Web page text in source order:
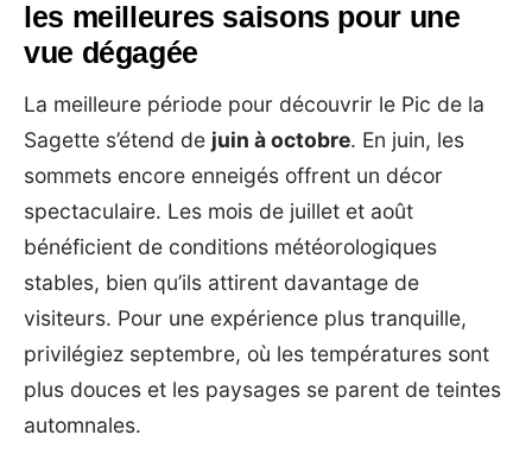
les meilleures saisons pour une
vue dégagée
La meilleure période pour découvrir le Pic de la
Sagette s’étend de juin à octobre. En juin, les
sommets encore enneigés offrent un décor
spectaculaire. Les mois de juillet et août
bénéficient de conditions météorologiques
stables, bien qu’ils attirent davantage de
visiteurs. Pour une expérience plus tranquille,
privilégiez septembre, où les températures sont
plus douces et les paysages se parent de teintes
automnales.